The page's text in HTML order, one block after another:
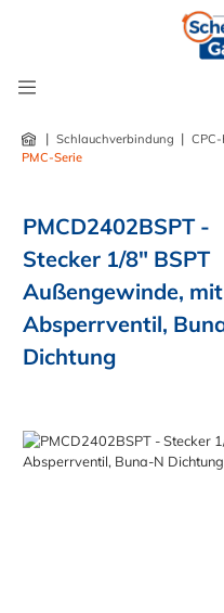
| Schlauchverbindung |
PMC-Serie
PMCD2402BSPT -
Stecker 1/8" BSPT
Außengewinde, mit
Absperrventil,
Dichtung
Bildergalerie überspringen